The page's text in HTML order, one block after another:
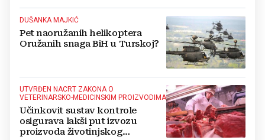
DUŠANKA MAJKIĆ
Pet naoružanih helikoptera
Oružanih snaga BiH u Turskoj?
UTVRĐEN NACRT ZAKONA O
VETERINARSKO-MEDICINSKIM PROIZVODIMA
Učinkovit sustav kontrole
osigurava lakši put izvozu
proizvoda životinjskog